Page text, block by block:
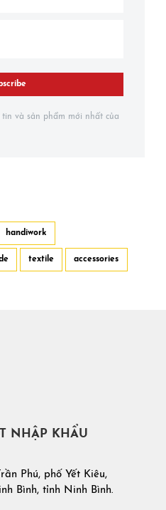
và sản phẩm mới nhất của
handiwork
textile accessories
NHẬP KHẨU
Phú, phố Yết Kiêu,
Bình, tỉnh Ninh Bình.